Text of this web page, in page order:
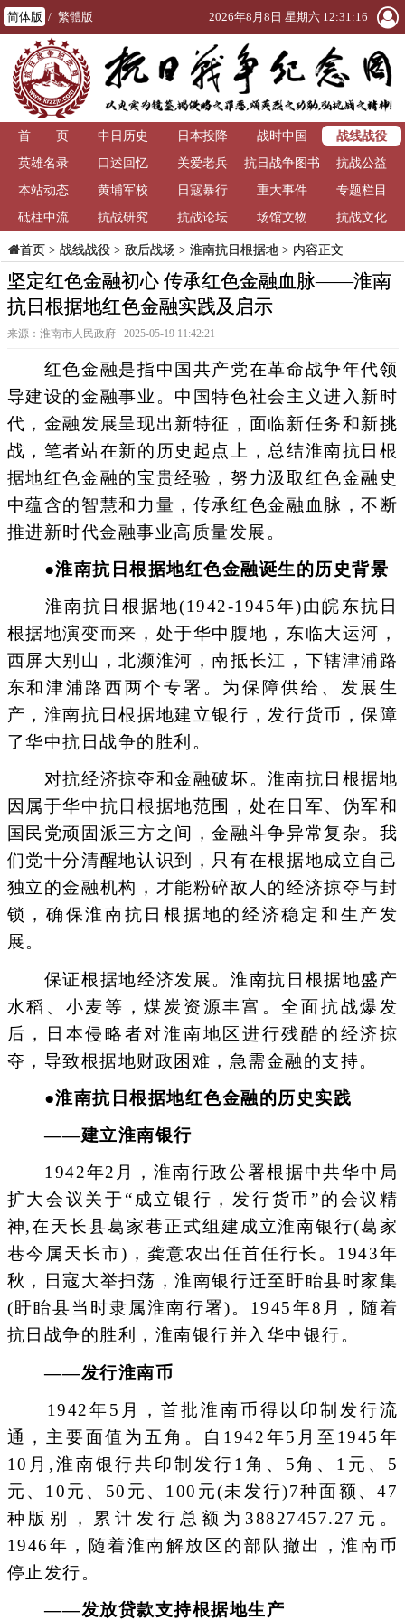
简体版 / 繁體版 2026年8月8日 星期六 12:31:16
首 页 中日历史 日本投降 战时中国
战线战役
英雄名录
口述回忆 关爱老兵
抗日战争图书
馆
抗战公益
本站动态
黄埔军校 日寇暴行 重大事件
专题栏目
砥柱中流
抗战研究 抗战论坛 场馆文物 抗战文化
首页> 战线战役> 敌后战场 > 淮南抗日根据地> 内容正文
坚定红色金融初心 传承红色金融血脉——淮南
抗日根据地红色金融实践及启示
来源：淮南市人民政府 2025-05-19 11:42:21
红色金融是指中国共产党在革命战争年代领
导建设的金融事业。中国特色社会主义进入新时
代，金融发展呈现出新特征，面临新任务和新挑
战，笔者站在新的历史起点上，总结淮南抗日根
据地红色金融的宝贵经验，努力汲取红色金融史
中蕴含的智慧和力量，传承红色金融血脉，不断
推进新时代金融事业高质量发展。
●淮南抗日根据地红色金融诞生的历史背景
淮南抗日根据地(1942-1945年)由皖东抗日
根据地演变而来，处于华中腹地，东临大运河，
西屏大别山，北濒淮河，南抵长江，下辖津浦路
东和津浦路西两个专署。为保障供给、发展生
产，淮南抗日根据地建立银行，发行货币，保障
了华中抗日战争的胜利。
对抗经济掠夺和金融破坏。淮南抗日根据地
因属于华中抗日根据地范围，处在日军、伪军和
国民党顽固派三方之间，金融斗争异常复杂。我
们党十分清醒地认识到，只有在根据地成立自己
独立的金融机构，才能粉碎敌人的经济掠夺与封
锁，确保淮南抗日根据地的经济稳定和生产发
展。
保证根据地经济发展。淮南抗日根据地盛产
水稻、小麦等，煤炭资源丰富。全面抗战爆发
后，日本侵略者对淮南地区进行残酷的经济掠
夺，导致根据地财政困难，急需金融的支持。
●淮南抗日根据地红色金融的历史实践
——建立淮南银行
1942年2月，淮南行政公署根据中共华中局
扩大会议关于“成立银行，发行货币”的会议精
神,在天长县葛家巷正式组建成立淮南银行(葛家
巷今属天长市)，龚意农出任首任行长。1943年
秋，日寇大举扫荡，淮南银行迁至盱眙县时家集
(盱眙县当时隶属淮南行署)。1945年8月，随着
抗日战争的胜利，淮南银行并入华中银行。
——发行淮南币
1942年5月，首批淮南币得以印制发行流
通，主要面值为五角。自1942年5月至1945年
10月,淮南银行共印制发行1角、5角、1元、5
元、10元、50元、100元(未发行)7种面额、47
种版别，累计发行总额为38827457.27元。
1946年，随着淮南解放区的部队撤出，淮南币
停止发行。
——发放贷款支持根据地生产